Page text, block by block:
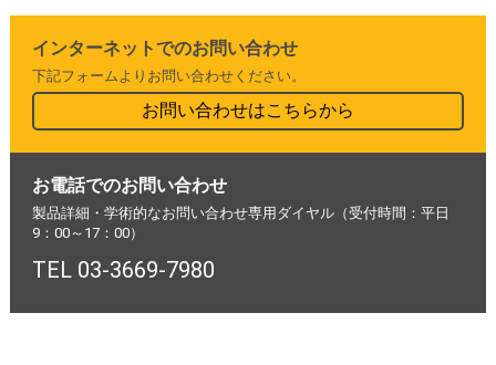
インターネットでのお問い合わせ
下記フォームよりお問い合わせください。
お問い合わせはこちらから
お電話でのお問い合わせ
製品詳細・学術的なお問い合わせ専用ダイヤル（受付時間：平日
9：00～17：00）
TEL 03-3669-7980